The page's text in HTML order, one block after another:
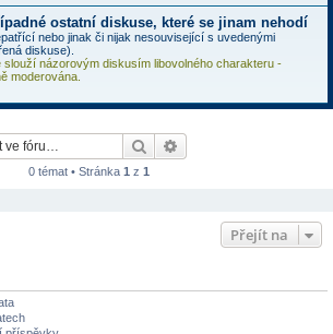
ostatní diskuse, které se jinam nehodí
nebo jinak či nijak nesouvisející s uvedenými
diskuse).
slouží názorovým diskusím libovolného charakteru -
moderována.
Hledat
0 témat • Stránka 1 z 1
Přejít na